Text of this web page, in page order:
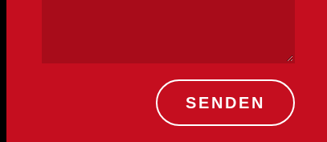
SENDEN